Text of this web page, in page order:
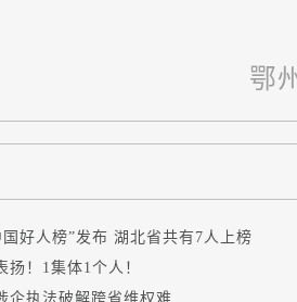
鄂
好人榜”发布 湖北省共有7人上榜
扬！1集体1个人！
企执法破解跨省维权难